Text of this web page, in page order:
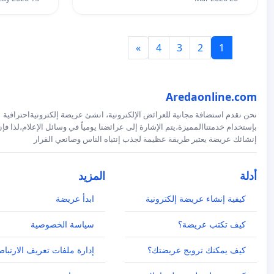
1
2
3
4
»
Aredaonline.com
نحن نقدم استضافة مجانية للعرائض الإلكترونية، انشئ عريضة إلكترونيةاحترافية
بإستخدام خدمتناالمميزة،يتم الإشارة إلى عرائضنا يومياً في وسائل الإعلام،لذا
إنشائك عريضة يعتبر طريقة عظيمة لجذب إنتباه الناس وصانعي القرار
أدلة
كيفية إنشاء عريضة إلكترونية
كيف تكتب عريضة؟
كيف يمكنك ترويج عريضتك؟
المزيد
ابدأ عريضة
سياسة الخصوصية
إدارة ملفات تعريف